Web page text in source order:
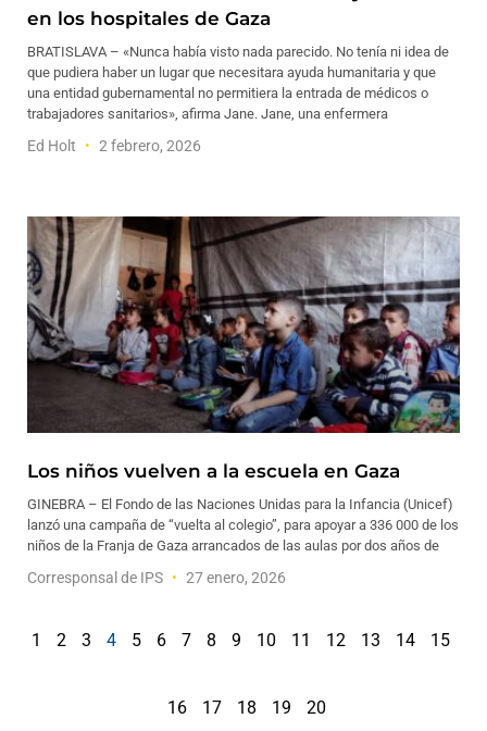
en los hospitales de Gaza
BRATISLAVA – «Nunca había visto nada parecido. No tenía ni idea de
que pudiera haber un lugar que necesitara ayuda humanitaria y que
una entidad gubernamental no permitiera la entrada de médicos o
trabajadores sanitarios», afirma Jane. Jane, una enfermera
Ed Holt 2 febrero, 2026
Los niños vuelven a la escuela en Gaza
GINEBRA – El Fondo de las Naciones Unidas para la Infancia (Unicef)
lanzó una campaña de “vuelta al colegio”, para apoyar a 336 000 de los
niños de la Franja de Gaza arrancados de las aulas por dos años de
Corresponsal de IPS 27 enero, 2026
1 2 3 4 5 6 7 8 9 10 11 12 13 14 15
16 17 18 19 20